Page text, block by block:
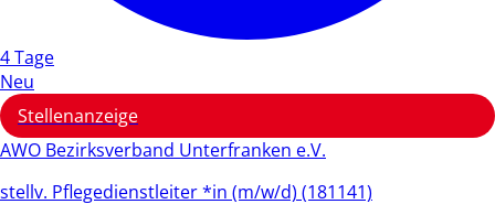
4 Tage
Neu
Stellenanzeige
AWO Bezirksverband Unterfranken e.V.
stellv. Pflegedienstleiter *in (m/w/d) (181141)